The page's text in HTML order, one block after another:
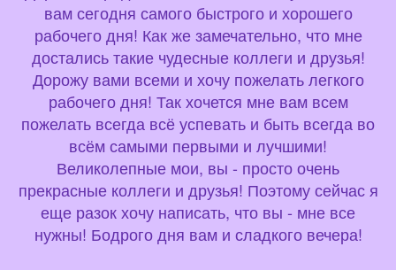
вам сегодня самого быстрого и хорошего
рабочего дня! Как же замечательно, что мне
достались такие чудесные коллеги и друзья!
Дорожу вами всеми и хочу пожелать легкого
рабочего дня! Так хочется мне вам всем
пожелать всегда всё успевать и быть всегда во
всём самыми первыми и лучшими!
Великолепные мои, вы - просто очень
прекрасные коллеги и друзья! Поэтому сейчас я
еще разок хочу написать, что вы - мне все
нужны! Бодрого дня вам и сладкого вечера!